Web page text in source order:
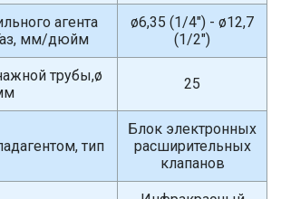
агента
мм/дюйм
ø6,35 (1/4") - ø12,7
(1/2")
трубы,ø
25
тип
Блок электронных
расширительных
клапанов